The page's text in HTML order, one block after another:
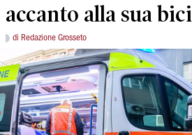
accanto alla sua bici
di Redazione Grosseto